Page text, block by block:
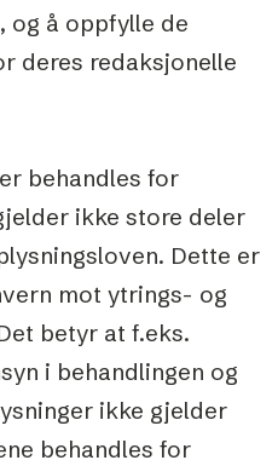
og å oppfylle de
deres redaksjonelle
behandles for
ikke store deler
Dette er
mot ytrings- og
betyr at f.eks.
i behandlingen og
ikke gjelder
behandles for